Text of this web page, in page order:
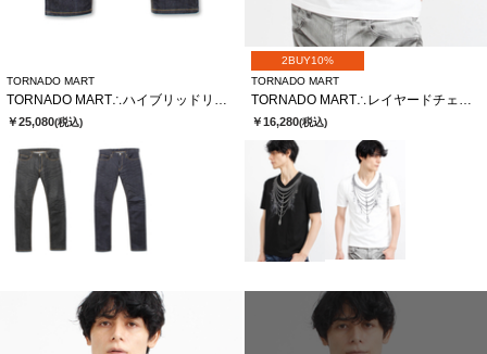
TORNADO MART
TORNADO MART∴ハイブリッドリジットデニム
￥25,080(税込)
2BUY10%
TORNADO MART
TORNADO MART∴レイヤードチェーンバタフライプリントTシャツ
￥16,280(税込)